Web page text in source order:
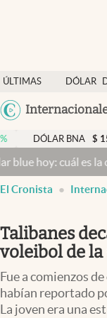
ÚLTIMAS
NOTICIAS
DÓLAR
Dólar
Members
Economía y Política
Finanzas y Mercados
Mercados Online
Columnistas
Otras secciones
Apertura
BNA $ 1520
cuál es la
El Cronista
Talibanes
voleibol de
Fue a comienzos
habían reportado
La joven era una